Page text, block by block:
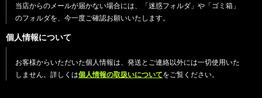
当店からのメールが届かない場合には、「迷惑フォルダ」や「ゴミ箱」
のフォルダを、今一度ご確認お願いいたします。
個人情報について
お客様からいただいた個人情報は、発送とご連絡以外には一切使用いた
しません。詳しくは個人情報の取扱いについてをご覧ください。